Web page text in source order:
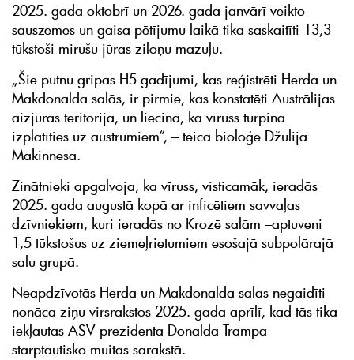
2025. gada oktobrī un 2026. gada janvārī veikto
sauszemes un gaisa pētījumu laikā tika saskaitīti 13,3
tūkstoši mirušu jūras ziloņu mazuļu.
„Šie putnu gripas H5 gadījumi, kas reģistrēti Herda un
Makdonalda salās, ir pirmie, kas konstatēti Austrālijas
aizjūras teritorijā, un liecina, ka vīruss turpina
izplatīties uz austrumiem“, – teica bioloģe Džūlija
Makinnesa.
Zinātnieki apgalvoja, ka vīruss, visticamāk, ieradās
2025. gada augustā kopā ar inficētiem savvaļas
dzīvniekiem, kuri ieradās no Krozē salām –aptuveni
1,5 tūkstošus uz ziemeļrietumiem esošajā subpolārajā
salu grupā.
Neapdzīvotās Herda un Makdonalda salas negaidīti
nonāca ziņu virsrakstos 2025. gada aprīlī, kad tās tika
iekļautas ASV prezidenta Donalda Trampa
starptautisko muitas sarakstā.